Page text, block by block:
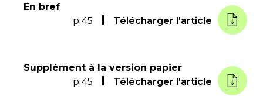
En bref
p 45
Télécharger l'article
Supplément à la version papier
p 45
Télécharger l'article